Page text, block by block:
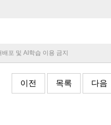
포 및 AI학습 이용 금지
이전 목록 다음